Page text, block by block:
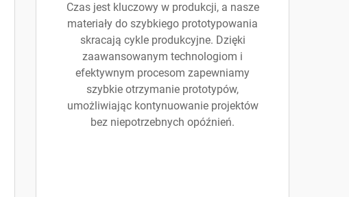
Czas jest kluczowy w produkcji, a nasze
materiały do szybkiego prototypowania
skracają cykle produkcyjne. Dzięki
zaawansowanym technologiom i
efektywnym procesom zapewniamy
szybkie otrzymanie prototypów,
umożliwiając kontynuowanie projektów
bez niepotrzebnych opóźnień.